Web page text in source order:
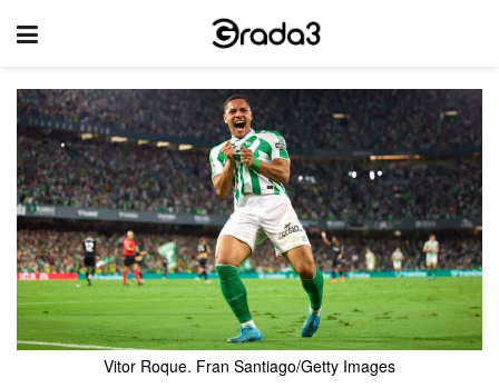
Vitor Roque. Fran Santiago/Getty Images